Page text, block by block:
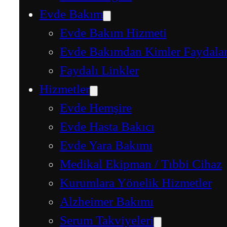
Evde Bakım
Evde Bakım Hizmeti
Evde Bakımdan Kimler
Faydalı Linkler
Hizmetler
Evde Hemşire
Evde Hasta Bakıcı
Evde Yara Bakımı
Medikal Ekipman / Tıbbi Cihaz
Kurumlara Yönelik Hizmetler
Alzheimer Bakımı
Serum Takviyeleri